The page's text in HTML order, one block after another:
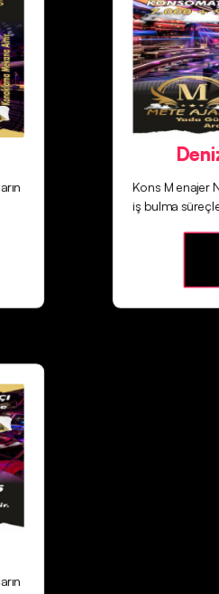
Kons Menajer
iş bulma